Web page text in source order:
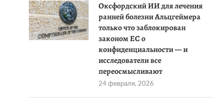
Оксфордский ИИ для лечения
ранней болезни Альцгеймера
только что заблокирован
законом ЕС о
конфиденциальности — и
исследователи все
переосмысливают
24 февраля, 2026